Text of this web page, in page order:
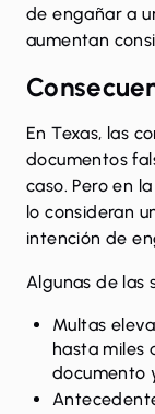
de engañar a
aumentan
En Texas, las
documentos
caso. Pero en
lo consideran
intención de
Algunas de las
Multas
hasta miles
documento